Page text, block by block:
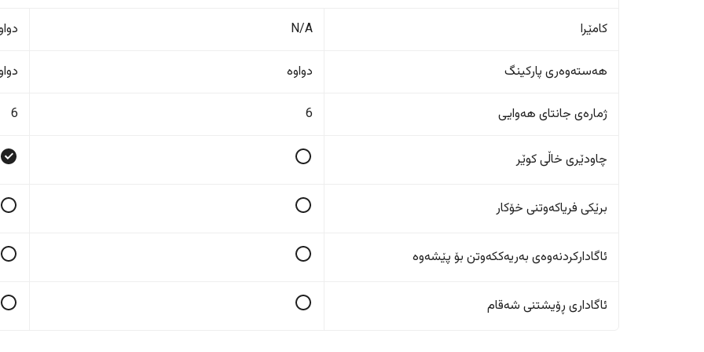
کامێرا N/A
هەستەوەری پارکینگ دواوە
ژمارەی جانتای هەوایی 6
6
چاودێری خاڵی کوێر
برێکی فریاکەوتنی خۆکار
ئاگادارکردنەوەی بەریەککەوتن بۆ پێشەوە
ئاگاداری ڕۆیشتنی شەقام